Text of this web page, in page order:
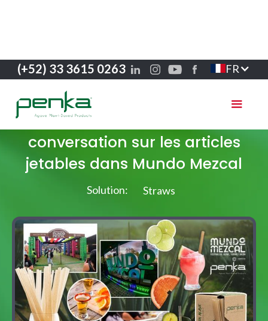
(+52) 33 3615 0263 FR
Penka a transformé la
conversation sur les articles
jetables dans Mundo Mezcal
Solution: Straws